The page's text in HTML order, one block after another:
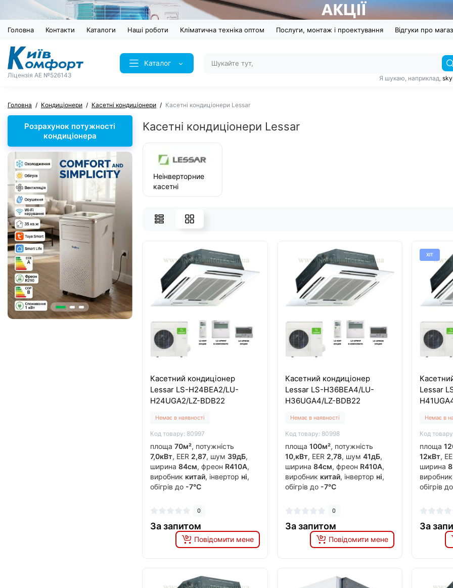
Головна Контакти Каталоги Наші роботи Кліматична техніка оптом Послуги, монтаж і проектування Відгуки про
Ліцензія AE №526143
Каталог
Я шукаю, наприклад,
Головна Кондиціонери Касетні кондиціонери Касетні кондиціонери Lessar
Розрахунок потужності
кондиціонера
Касетні кондиціонери Lessar
Неінверторние
касетні
Касетний кондиціонер
Lessar LS-H24BEA2/LU-
H24UGA2/LZ-BDB22
Немає в наявності
Код товару: 80997
площа 70м², потужність
7,0кВт, EER 2,87, шум 39дБ,
ширина 84см, фреон R410A,
виробник китай, інвертор ні,
обігрів до -7°C
0
За запитом
Повідомити мене
Касетний кондиціонер
Lessar LS-H36BEA4/LU-
H36UGA4/LZ-BDB22
Немає в наявності
Код товару: 80998
площа 100м², потужність
10,кВт, EER 2,78, шум 41дБ,
ширина 84см, фреон R410A,
виробник китай, інвертор ні,
обігрів до -7°C
0
За запитом
Повідомити мене
ХІТ
Lessar
Немає в
Код
площа
12кВт,
ширина
обігрів
За